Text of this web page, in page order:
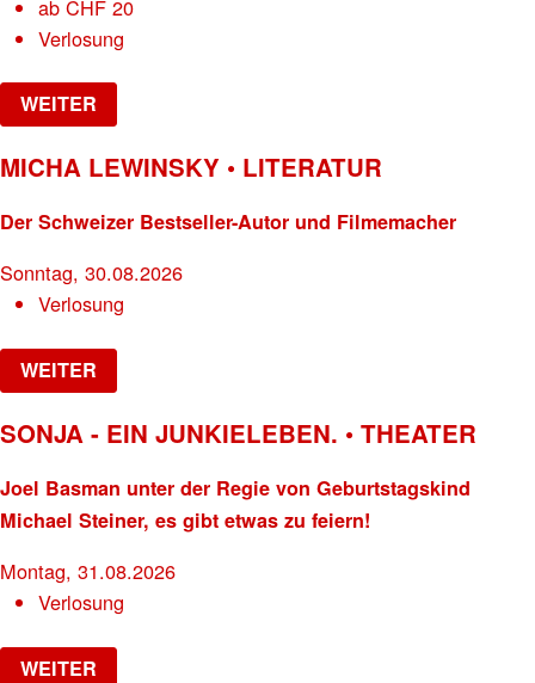
abCHF 20
Verlosung
WEITER
MICHA LEWINSKY • LITERATUR
Der Schweizer Bestseller-Autor und Filmemacher
Sonntag, 30.08.2026
Verlosung
WEITER
SONJA - EIN JUNKIELEBEN. • THEATER
Joel Basman unter der Regie von Geburtstagskind
Michael Steiner, es gibt etwas zu feiern!
Montag, 31.08.2026
Verlosung
WEITER